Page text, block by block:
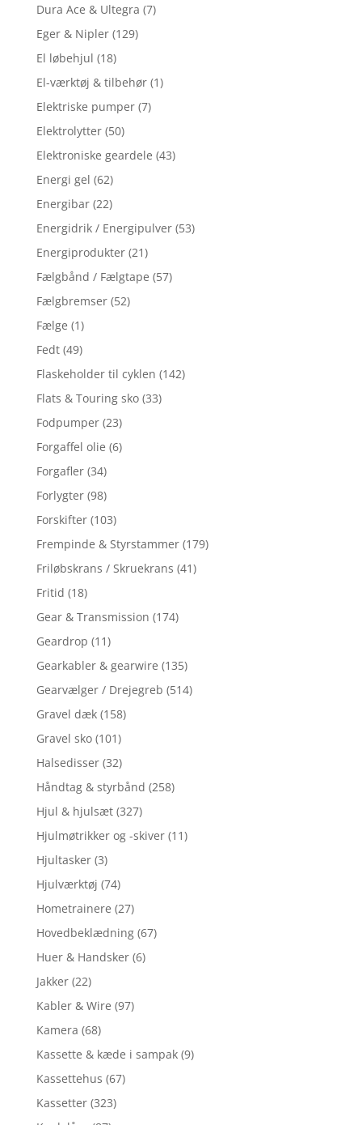
Dura Ace & Ultegra (7)
Eger & Nipler (129)
El løbehjul (18)
El-værktøj & tilbehør (1)
Elektriske pumper (7)
Elektrolytter (50)
Elektroniske geardele (43)
Energi gel (62)
Energibar (22)
Energidrik / Energipulver (53)
Energiprodukter (21)
Fælgbånd / Fælgtape (57)
Fælgbremser (52)
Fælge (1)
Fedt (49)
Flaskeholder til cyklen (142)
Flats & Touring sko (33)
Fodpumper (23)
Forgaffel olie (6)
Forgafler (34)
Forlygter (98)
Forskifter (103)
Frempinde & Styrstammer (179)
Friløbskrans / Skruekrans (41)
Fritid (18)
Gear & Transmission (174)
Geardrop (11)
Gearkabler & gearwire (135)
Gearvælger / Drejegreb (514)
Gravel dæk (158)
Gravel sko (101)
Halsedisser (32)
Håndtag & styrbånd (258)
Hjul & hjulsæt (327)
Hjulmøtrikker og -skiver (11)
Hjultasker (3)
Hjulværktøj (74)
Hometrainere (27)
Hovedbeklædning (67)
Huer & Handsker (6)
Jakker (22)
Kabler & Wire (97)
Kamera (68)
Kassette & kæde i sampak (9)
Kassettehus (67)
Kassetter (323)